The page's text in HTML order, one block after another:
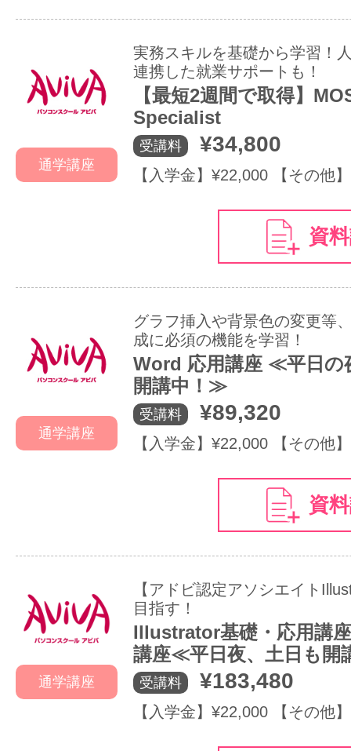
通学講座
実務スキルを基礎から学習！
連携した就業サポートも！
【最短2週間で取得】
Specialist
受講料 ¥34,800
【入学金】¥22,000 【その他
資
通学講座
グラフ挿入や背景色の変更等
成に必須の機能を学習！
Word 応用講座 ≪平日の
開講中！≫
受講料 ¥89,320
【入学金】¥22,000 【その他
資
通学講座
【アドビ認定アソシエイト
目指す！
Illustrator基礎・応用講
講座≪平日夜、土日も
受講料 ¥183,480
【入学金】¥22,000 【その他